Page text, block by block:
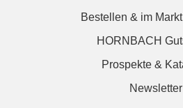
Bestellen & im
HORNBACH
Prospekte &
Newsletter